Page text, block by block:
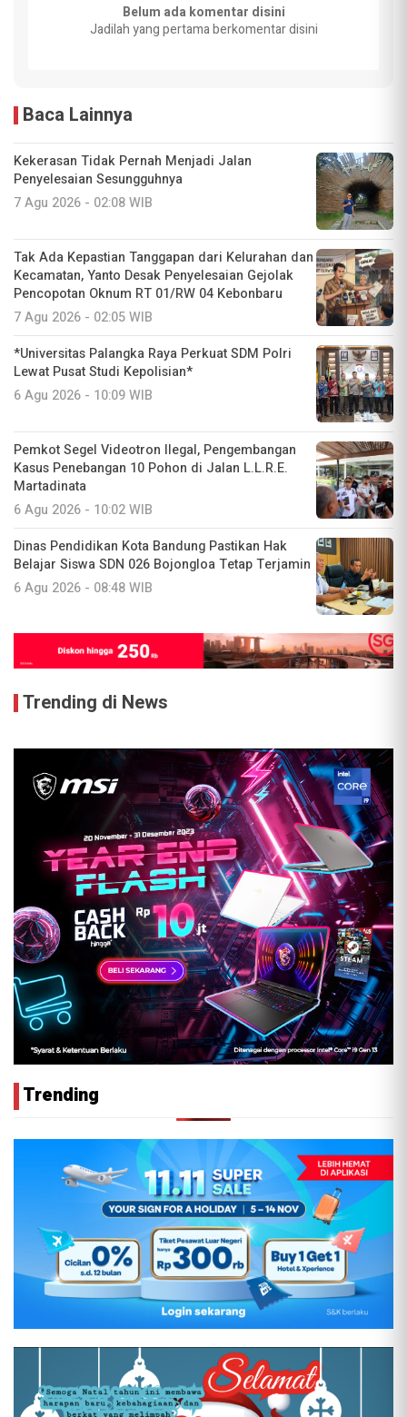
Belum ada komentar disini
Jadilah yang pertama berkomentar disini
Baca Lainnya
Kekerasan Tidak Pernah Menjadi Jalan
Penyelesaian Sesungguhnya
7 Agu 2026 - 02:08 WIB
Tak Ada Kepastian Tanggapan dari Kelurahan dan
Kecamatan, Yanto Desak Penyelesaian Gejolak
Pencopotan Oknum RT 01/RW 04 Kebonbaru
7 Agu 2026 - 02:05 WIB
*Universitas Palangka Raya Perkuat SDM Polri
Lewat Pusat Studi Kepolisian*
6 Agu 2026 - 10:09 WIB
Pemkot Segel Videotron Ilegal, Pengembangan
Kasus Penebangan 10 Pohon di Jalan L.L.R.E.
Martadinata
6 Agu 2026 - 10:02 WIB
Dinas Pendidikan Kota Bandung Pastikan Hak
Belajar Siswa SDN 026 Bojongloa Tetap Terjamin
6 Agu 2026 - 08:48 WIB
Trending di News
Trending